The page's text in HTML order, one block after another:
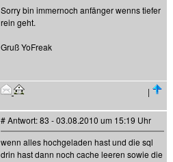
Sorry bin immernoch anfänger wenns tiefer
rein geht.
Gruß YoFreak
|
# Antwort: 83 - 03.08.2010 um 15:19 Uhr
wenn alles hochgeladen hast und die sql
drin hast dann noch cache leeren sowie die